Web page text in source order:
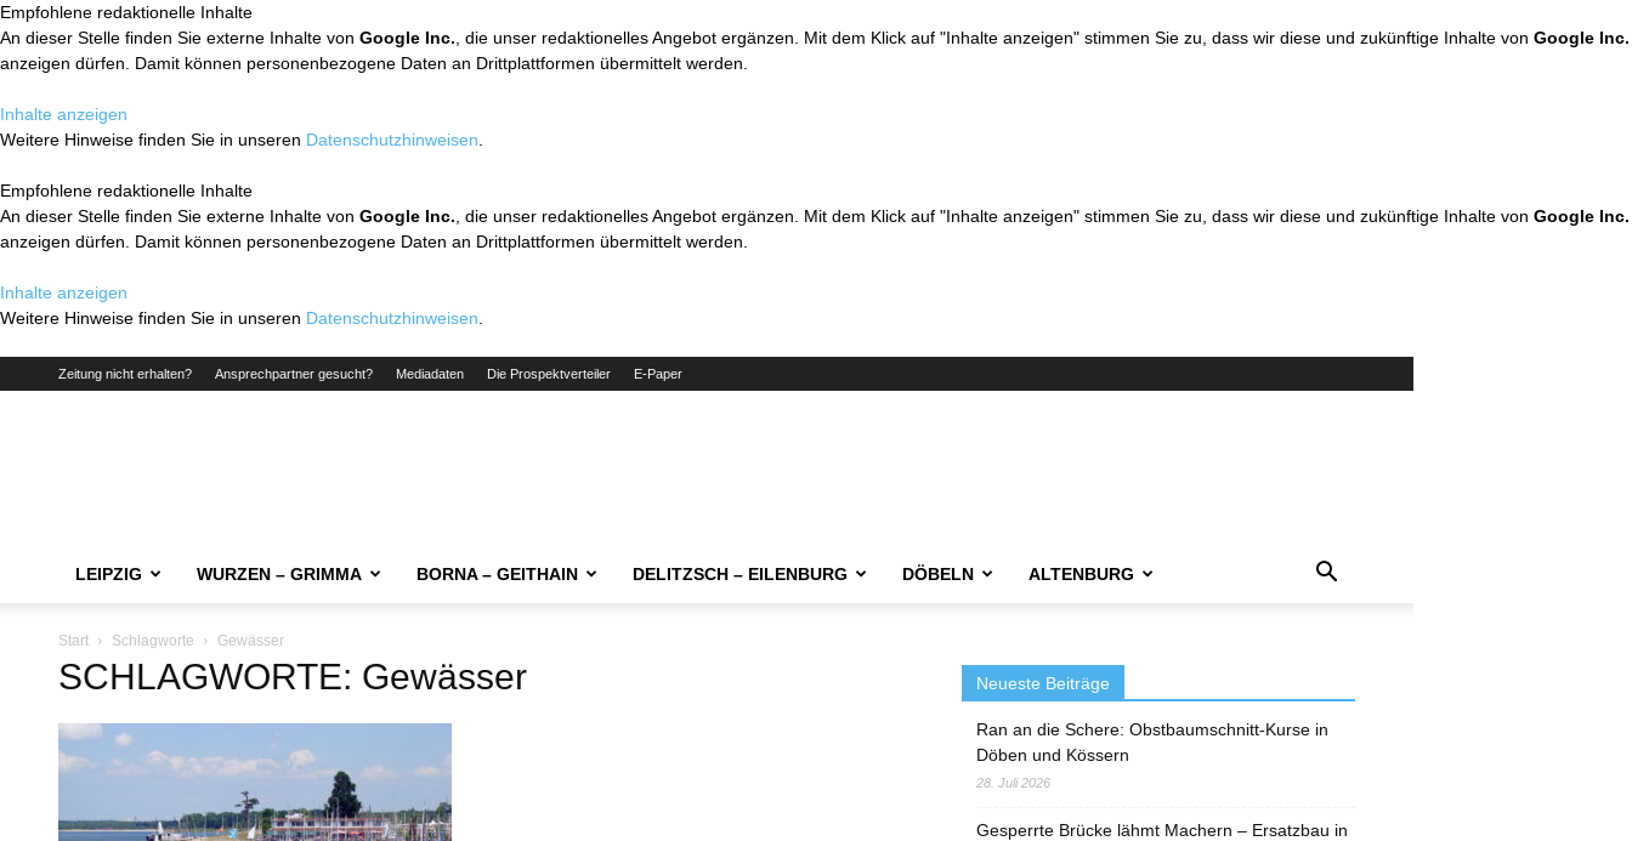
Empfohlene redaktionelle Inhalte
An dieser Stelle finden Sie externe Inhalte von Google Inc. , die unser redaktionelles Angebot ergänzen. Mit dem Klick auf "Inhalte anzeigen" stimmen Sie zu, dass wir diese und zukünftige Inhalte von Google Inc.
anzeigen dürfen. Damit können personenbezogene Daten an Drittplattformen übermittelt werden.
Inhalte anzeigen
Weitere Hinweise finden Sie in unseren Datenschutzhinweisen
Empfohlene redaktionelle Inhalte
An dieser Stelle finden Sie externe Inhalte von Google Inc. , die unser redaktionelles Angebot ergänzen. Mit dem Klick auf "Inhalte anzeigen" stimmen Sie zu, dass wir diese und zukünftige Inhalte von Google Inc.
anzeigen dürfen. Damit können personenbezogene Daten an Drittplattformen übermittelt werden.
Inhalte anzeigen
Weitere Hinweise finden Sie in unseren Datenschutzhinweisen
Zeitung nicht erhalten? Ansprechpartner gesucht? Mediadaten Die Prospektverteiler E-Paper
LEIPZIG WURZEN – GRIMMA BORNA – GEITHAIN DELITZSCH – EILENBURG DÖBELN ALTENBURG
Start Schlagworte Gewässer
SCHLAGWORTE: Gewässer Neueste Beiträge
Ran an die Schere: Obstbaumschnitt-Kurse in
Döben und Kössern
28. Juli 2026
Gesperrte Brücke lähmt Machern – Ersatzbau in